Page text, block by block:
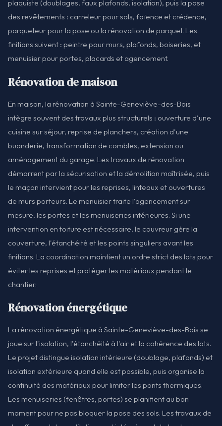
plaquiste (doublages, faux plafonds, isolation), puis la pose
des revêtements : carreleur pour sols, faïence et crédence,
parqueteur pour la pose ou la rénovation de parquet. Les
finitions suivent : peintre pour murs, plafonds, boiseries, et
menuisier pour portes, placards et agencement.
Rénovation de maison
En maison, la rénovation à Sainte-Geneviève-des-Bois
intègre souvent des travaux plus structurels : ouverture d'une
cuisine sur séjour, reprise de planchers, création d'une
buanderie, transformation de combles, extension ou
aménagement du garage. Les travaux de rénovation
démarrent par la sécurisation et la démolition maîtrisée, puis
le maçon intervient pour les reprises, linteaux et ouvertures
de murs porteurs. Le menuisier traite l'agencement sur
mesure, les portes et les menuiseries intérieures. Si une
intervention en toiture est nécessaire, le couvreur gère la
couverture, l'étanchéité et les points singuliers avant les
finitions. La coordination maintient un ordre strict des lots pour
éviter les reprises et protéger les matériaux pendant le
chantier.
Rénovation énergétique
La rénovation énergétique à Sainte-Geneviève-des-Bois se
joue sur l'isolation, l'étanchéité à l'air et la cohérence des lots.
Le projet distingue isolation intérieure (doublage, plafonds) et
isolation extérieure quand elle est possible, puis organise la
continuité des matériaux pour limiter les ponts thermiques.
Les menuiseries (fenêtres, portes) se planifient au bon
moment pour ne pas bloquer la pose des sols. Les travaux de